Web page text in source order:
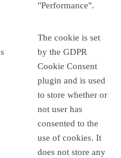
"Performance".
The cookie is set
by the GDPR
Cookie Consent
plugin and is used
to store whether or
not user has
consented to the
use of cookies. It
does not store any